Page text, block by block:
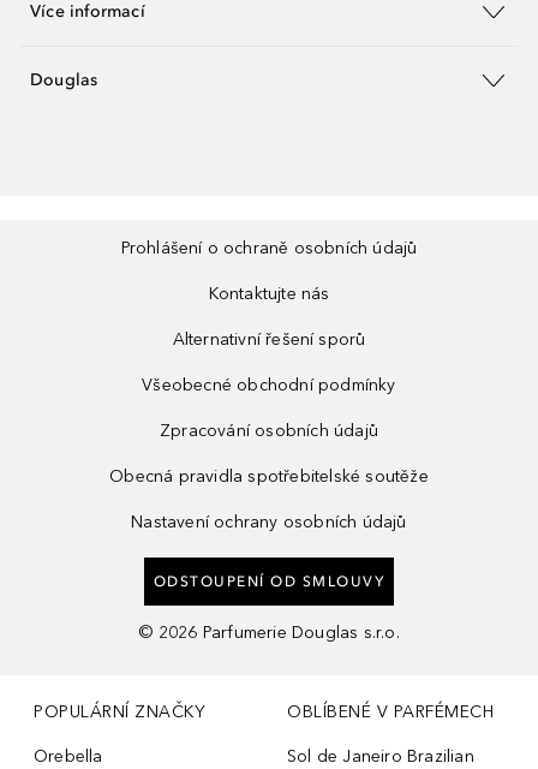
Více informací
Douglas
Prohlášení o ochraně osobních údajů
Kontaktujte nás
Alternativní řešení sporů
Všeobecné obchodní podmínky
Zpracování osobních údajů
Obecná pravidla spotřebitelské soutěže
Nastavení ochrany osobních údajů
ODSTOUPENÍ OD SMLOUVY
© 2026 Parfumerie Douglas s.r.o.
POPULÁRNÍ ZNAČKY
Orebella
OBLÍBENÉ V PARFÉMECH
Sol de Janeiro Brazilian